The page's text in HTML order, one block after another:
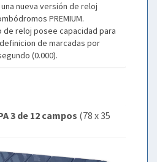
nueva versión de reloj
PREMIUM.
de reloj posee capacidad para
de marcadas por
(0.000).
3 de 12 campos (78 x 35